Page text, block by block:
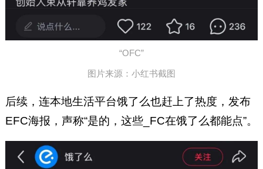
“OFC”
图片来源：小红书截图
后续，连本地生活平台饿了么也赶上了热度，发布
EFC海报，声称“是的，这些_FC在饿了么都能点”。